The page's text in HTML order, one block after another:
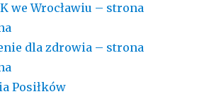
we Wrocławiu – strona
dla zdrowia – strona
Posiłków